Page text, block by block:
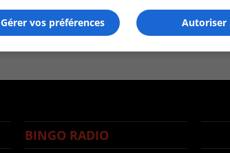
BINGO RADIO
Autoriser
Gérer vos préférences